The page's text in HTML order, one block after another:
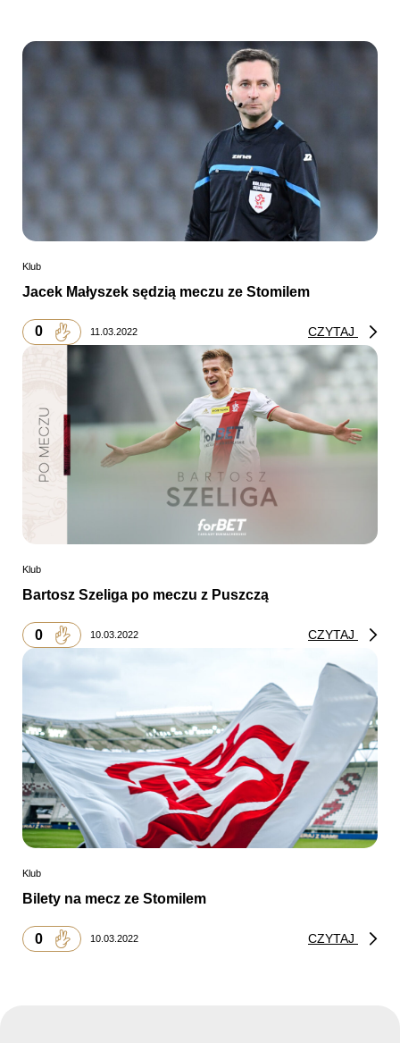
Klub
Jacek Małyszek sędzią meczu ze Stomilem
0 11.03.2022 CZYTAJ
Klub
Bartosz Szeliga po meczu z Puszczą
0 10.03.2022 CZYTAJ
Klub
Bilety na mecz ze Stomilem
0 10.03.2022 CZYTAJ